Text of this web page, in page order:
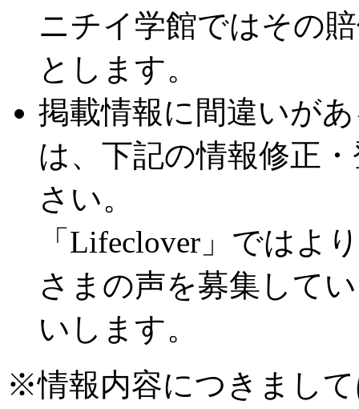
ニチイ学館ではその
とします。
掲載情報に間違いが
は、下記の情報修正
さい。
「Lifeclover」ではよ
さまの声を募集して
いします。
※情報内容につきまし